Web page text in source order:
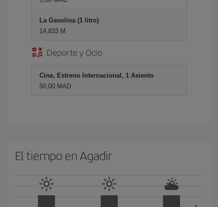
La Gasolina (1 litro)
14,833 M
Deporte y Ocio
Cine, Estreno Internacional, 1 Asiento
50,00 MAD
El tiempo en Agadir